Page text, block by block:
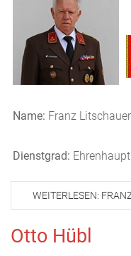
Name: Franz Litschauer
Dienstgrad:
WEITERLESEN:
Otto Hübl